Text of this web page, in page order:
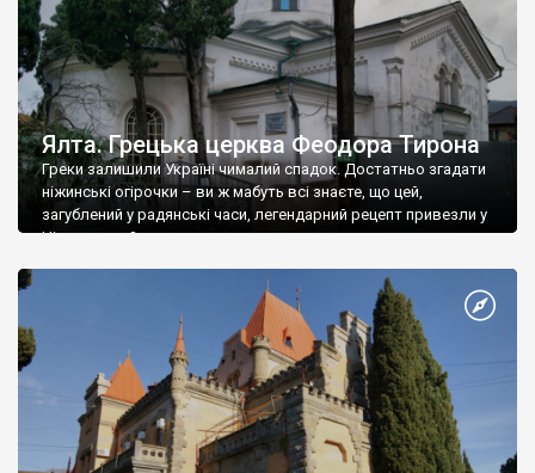
Ялта. Грецька церква Феодора Тирона
Греки залишили Україні чималий спадок. Достатньо згадати
ніжинські огірочки – ви ж мабуть всі знаєте, що цей,
загублений у радянські часи, легендарний рецепт привезли у
Ніжин греки?